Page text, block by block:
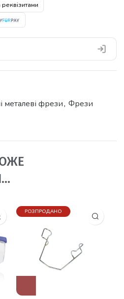
металеві фрези, Фрези
РОЗПРОДАНО